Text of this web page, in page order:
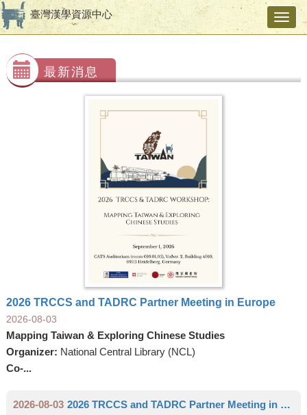
臺灣漢學資源中心
最新消息
2026 TRCCS and TADRC Partner Meeting in Europe
2026-08-03
Mapping Taiwan & Exploring Chinese Studies
Organizer: National Central Library (NCL)
Co-...
2026-08-03 2026 TRCCS and TADRC Partner Meeting in Europe